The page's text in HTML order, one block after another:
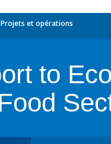
Projets et opérations
to